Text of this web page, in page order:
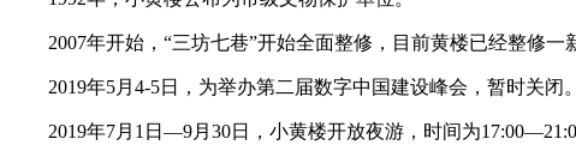
2007年开始，“三坊七巷”开始全面整修，目前黄楼已经整修一
2019年5月4-5日，为举办第二届数字中国建设峰会，暂时关闭。
2019年7月1日—9月30日，小黄楼开放夜游，时间为